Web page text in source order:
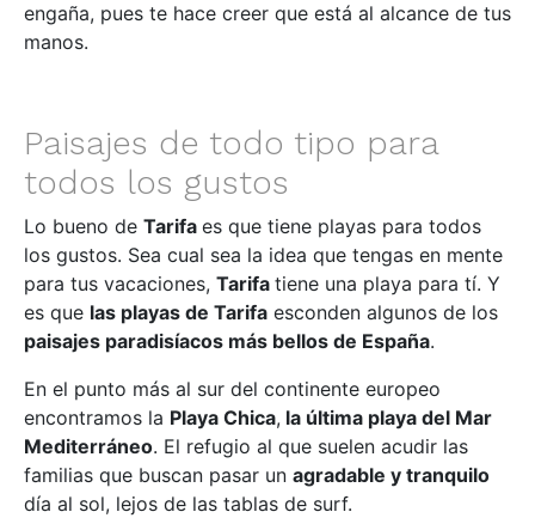
engaña, pues te hace creer que está al alcance de tus
manos.
Paisajes de todo tipo para
todos los gustos
Lo bueno de Tarifa es que tiene playas para todos
los gustos. Sea cual sea la idea que tengas en mente
para tus vacaciones, Tarifa tiene una playa para tí. Y
es que las playas de Tarifa esconden algunos de los
paisajes paradisíacos más bellos de España.
En el punto más al sur del continente europeo
encontramos la Playa Chica, la última playa del Mar
Mediterráneo. El refugio al que suelen acudir las
familias que buscan pasar un agradable y tranquilo
día al sol, lejos de las tablas de surf.